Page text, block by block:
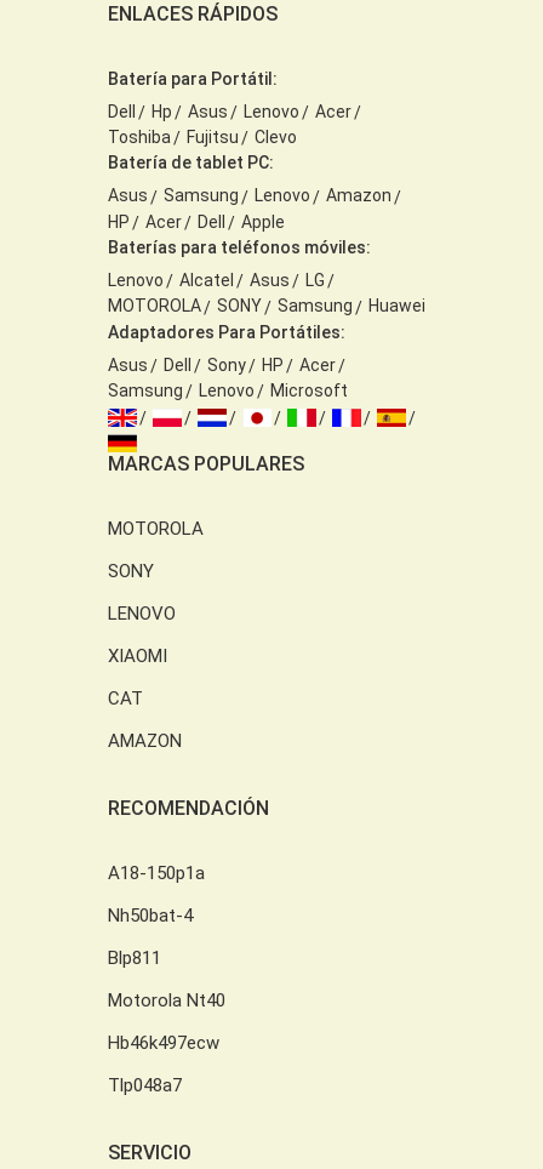
ENLACES RÁPIDOS
Batería para Portátil:
Dell
Hp Asus Lenovo
Acer
Toshiba
Fujitsu
Clevo
Batería de tablet PC:
Asus
Samsung Lenovo
Amazon
HP
Acer Dell
Apple
Baterías para teléfonos móviles:
Lenovo
Alcatel Asus
LG
MOTOROLA
SONY Samsung
Huawei
Adaptadores Para Portátiles:
Asus
Dell Sony HP
Acer
Samsung
Lenovo Microsoft
MARCAS POPULARES
MOTOROLA
SONY
LENOVO
XIAOMI
CAT
AMAZON
RECOMENDACIÓN
A18-150p1a
Nh50bat-4
Blp811
Motorola Nt40
Hb46k497ecw
Tlp048a7
SERVICIO